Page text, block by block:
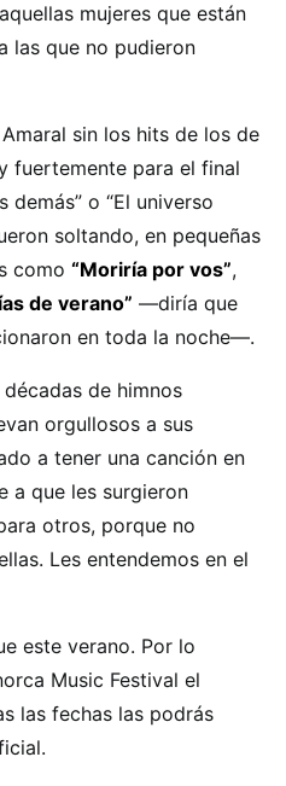
mujeres que están
las que no pudieron
sin los hits de los de
fuertemente para el final
demás” o “El universo
soltando, en pequeñas
como “Moriría por vos”,
de verano” —diría que
en toda la noche—.
de himnos
orgullosos a sus
a tener una canción en
a que les surgieron
otros, porque no
Les entendemos en el
este verano. Por lo
Music Festival el
las fechas las podrás